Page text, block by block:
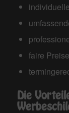
faire Preise
Die